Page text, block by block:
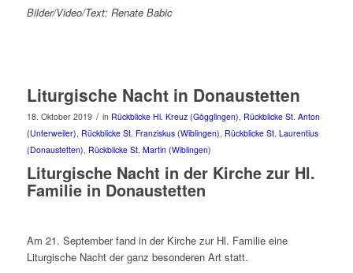
Bilder/Video/Text: Renate Babic
Liturgische Nacht in Donaustetten
18. Oktober 2019 / in Rückblicke Hl. Kreuz (Gögglingen) Rückblicke St. Anton
(Unterweiler) Rückblicke St. Franziskus (Wiblingen) Rückblicke St. Laurentius
(Donaustetten) Rückblicke St. Martin (Wiblingen)
Liturgische Nacht in der Kirche zur Hl.
Familie in Donaustetten
Am 21. September fand in der Kirche zur Hl. Familie eine
Liturgische Nacht der ganz besonderen Art statt.